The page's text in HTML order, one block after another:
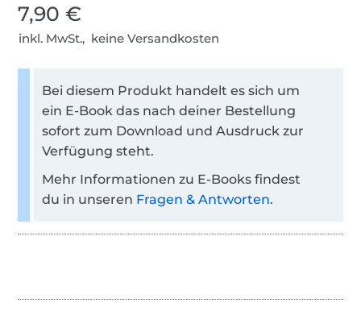
7,90 €
inkl. MwSt., keine Versandkosten
Bei diesem Produkt handelt es sich um
ein E-Book das nach deiner Bestellung
sofort zum Download und Ausdruck zur
Verfügung steht.
Mehr Informationen zu E-Books findest
du in unseren Fragen & Antworten.